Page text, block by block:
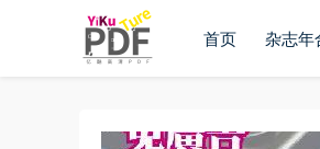
首页 杂志年